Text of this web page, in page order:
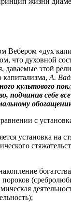
«дух
что духовной
даваемые этой
капитализма, А.
культового
подчинив себе
с
установка на